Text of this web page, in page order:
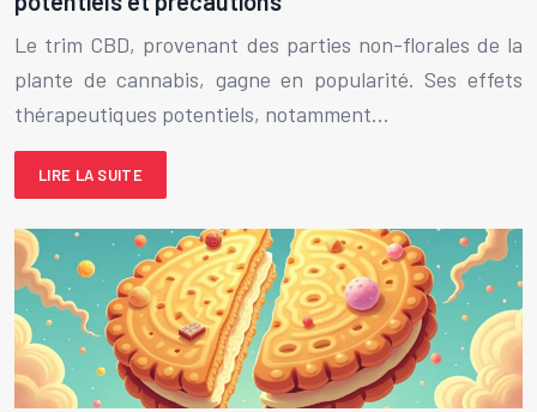
Le trim CBD, provenant des parties non-florales de la
plante de cannabis, gagne en popularité. Ses effets
thérapeutiques potentiels, notamment…
LIRE LA SUITE